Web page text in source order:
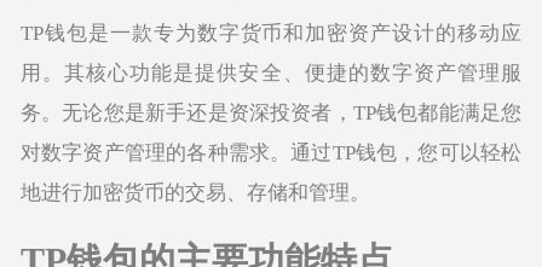
TP钱包是一款专为数字货币和加密资产设计的移动应
用。其核心功能是提供安全、便捷的数字资产管理服
务。无论您是新手还是资深投资者，TP钱包都能满足您
对数字资产管理的各种需求。通过TP钱包，您可以轻松
地进行加密货币的交易、存储和管理。